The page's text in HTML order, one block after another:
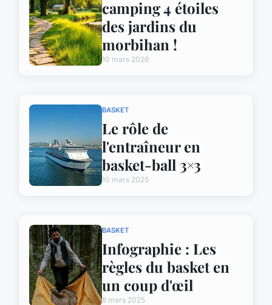
camping 4 étoiles
des jardins du
morbihan !
10 mars 2026
BASKET
Le rôle de
l'entraîneur en
basket-ball 3×3
10 mars 2025
BASKET
Infographie : Les
règles du basket en
un coup d'œil
8 mars 2025